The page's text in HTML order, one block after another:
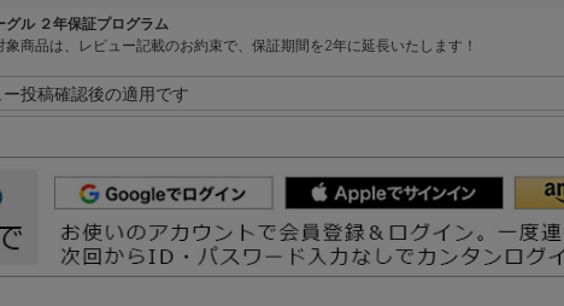
(
必
須
)
グル ２年保証プログラム
象商品は、レビュー記載のお約束で、保証期間を2年に延長いたします！